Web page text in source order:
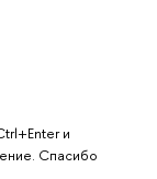
и
Спасибо